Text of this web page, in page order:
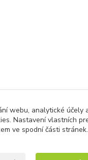
webu, analytické
Nastavení vlastních
ve spodní části stránek.